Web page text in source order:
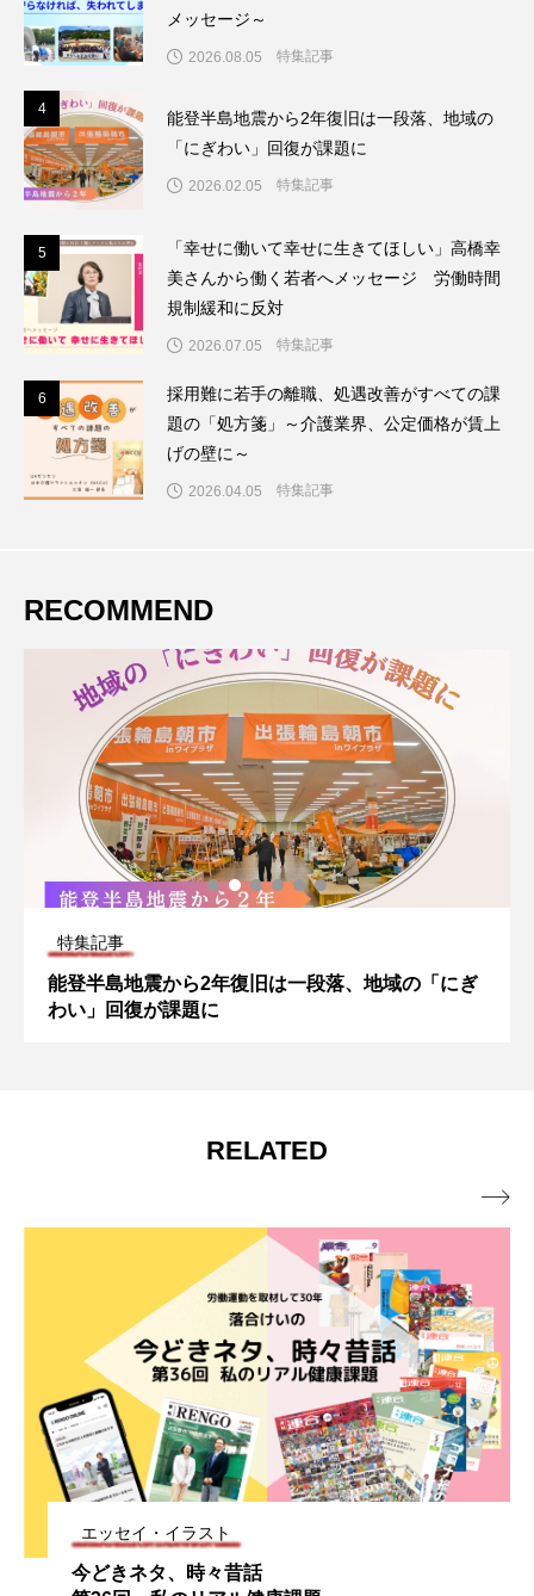
メッセージ～
2026.08.05 特集記事
4
能登半島地震から2年復旧は一段落、地域の
「にぎわい」回復が課題に
2026.02.05 特集記事
5
「幸せに働いて幸せに生きてほしい」高橋幸
美さんから働く若者へメッセージ 労働時間
規制緩和に反対
2026.07.05 特集記事
6
採用難に若手の離職、処遇改善がすべての課
題の「処方箋」～介護業界、公定価格が賃上
げの壁に～
2026.04.05 特集記事
RECOMMEND
特集記事
能登半島地震から2年復旧は一段落、地域の「にぎ
わい」回復が課題に
RELATED
エッセイ・イラスト
今どきネタ、時々昔話
